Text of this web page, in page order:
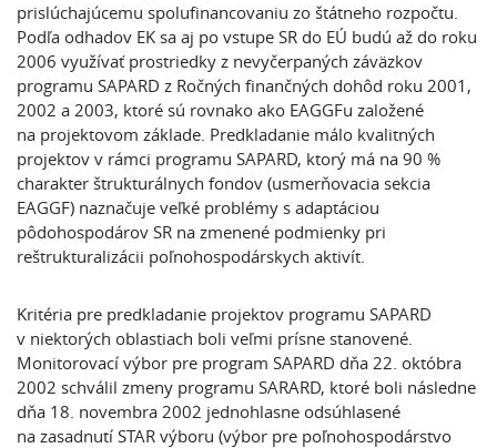
prislúchajúcemu spolufinancovaniu zo štátneho rozpočtu.
Podľa odhadov EK sa aj po vstupe SR do EÚ budú až do roku
2006 využívať prostriedky z nevyčerpaných záväzkov
programu SAPARD z Ročných finančných dohôd roku 2001,
2002 a 2003, ktoré sú rovnako ako EAGGFu založené
na projektovom základe. Predkladanie málo kvalitných
projektov v rámci programu SAPARD, ktorý má na 90 %
charakter štrukturálnych fondov (usmerňovacia sekcia
EAGGF) naznačuje veľké problémy s adaptáciou
pôdohospodárov SR na zmenené podmienky pri
reštrukturalizácii poľnohospodárskych aktivít.
Kritéria pre predkladanie projektov programu SAPARD
v niektorých oblastiach boli veľmi prísne stanovené.
Monitorovací výbor pre program SAPARD dňa 22. októbra
2002 schválil zmeny programu SARARD, ktoré boli následne
dňa 18. novembra 2002 jednohlasne odsúhlasené
na zasadnutí STAR výboru (výbor pre poľnohospodárstvo